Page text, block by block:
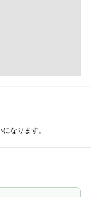
なります。